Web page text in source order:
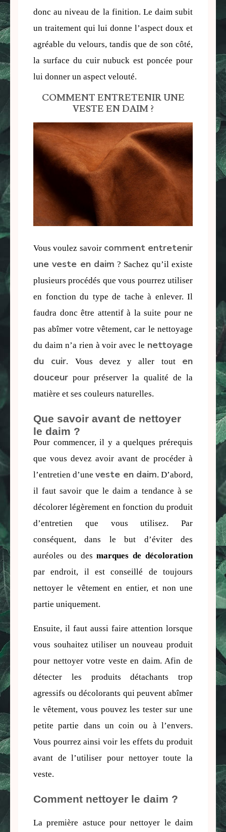
donc au niveau de la finition. Le daim subit
un traitement qui lui donne l’aspect doux et
agréable du velours, tandis que de son côté,
la surface du cuir nubuck est poncée pour
lui donner un aspect velouté.
COMMENT ENTRETENIR UNE
VESTE EN DAIM ?
Vous voulez savoir comment entretenir
une veste en daim ? Sachez qu’il existe
plusieurs procédés que vous pourrez utiliser
en fonction du type de tache à enlever. Il
faudra donc être attentif à la suite pour ne
pas abîmer votre vêtement, car le nettoyage
du daim n’a rien à voir avec le nettoyage
du cuir. Vous devez y aller tout en
douceur pour préserver la qualité de la
matière et ses couleurs naturelles.
Que savoir avant de nettoyer
le daim ?
Pour commencer, il y a quelques prérequis
que vous devez avoir avant de procéder à
l’entretien d’une veste en daim. D’abord,
il faut savoir que le daim a tendance à se
décolorer légèrement en fonction du produit
d’entretien que vous utilisez. Par
conséquent, dans le but d’éviter des
auréoles ou des marques de décoloration
par endroit, il est conseillé de toujours
nettoyer le vêtement en entier, et non une
partie uniquement.
Ensuite, il faut aussi faire attention lorsque
vous souhaitez utiliser un nouveau produit
pour nettoyer votre veste en daim. Afin de
détecter les produits détachants trop
agressifs ou décolorants qui peuvent abîmer
le vêtement, vous pouvez les tester sur une
petite partie dans un coin ou à l’envers.
Vous pourrez ainsi voir les effets du produit
avant de l’utiliser pour nettoyer toute la
veste.
Comment nettoyer le daim ?
La première astuce pour nettoyer le daim